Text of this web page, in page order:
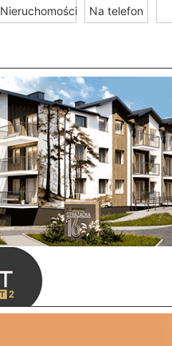
Nieruchomości Na telefon